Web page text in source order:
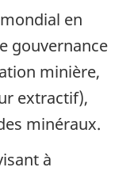
en
gouvernance
minière,
extractif),
minéraux.
à